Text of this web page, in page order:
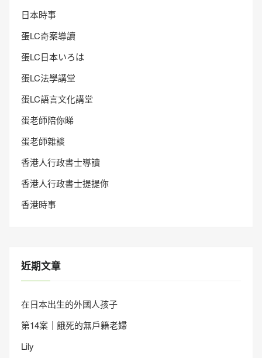
日本時事
蛋LC奇案導讀
蛋LC日本いろは
蛋LC法學講堂
蛋LC語言文化講堂
蛋老師陪你睇
蛋老師雜談
香港人行政書士導讀
香港人行政書士提提你
香港時事
近期文章
在日本出生的外國人孩子
第14案｜餓死的無戶籍老婦
Lily